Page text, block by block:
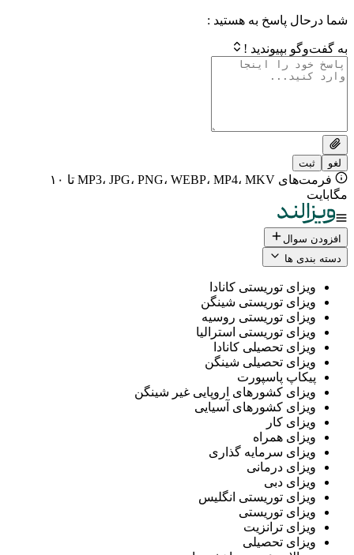
پاسخ به هستید :
!
فرمت‌های MP3، JPG، PNG، WEBP، MP4، MKV تا ۱۰
ها
توریستی کانادا
توریستی شینگن
توریستی روسیه
توریستی استرالیا
تحصیلی کانادا
تحصیلی شینگن
پاسپورت
کشورهای اروپایی غیر شینگن
کشورهای آسیایی
کار
همراه
سرمایه گذاری
درمانی
دبی
توریستی انگلیس
توریستی
ترانزیت
تحصیلی